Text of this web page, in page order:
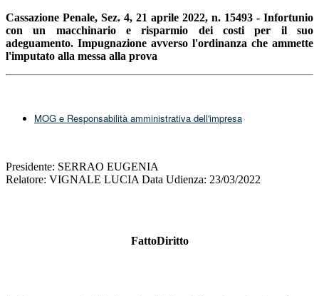
Cassazione Penale, Sez. 4, 21 aprile 2022, n. 15493 - Infortunio
con un macchinario e risparmio dei costi per il suo
adeguamento. Impugnazione avverso l'ordinanza che ammette
l'imputato alla messa alla prova
MOG e Responsabilità amministrativa dell'impresa
Presidente: SERRAO EUGENIA
Relatore: VIGNALE LUCIA Data Udienza: 23/03/2022
FattoDiritto